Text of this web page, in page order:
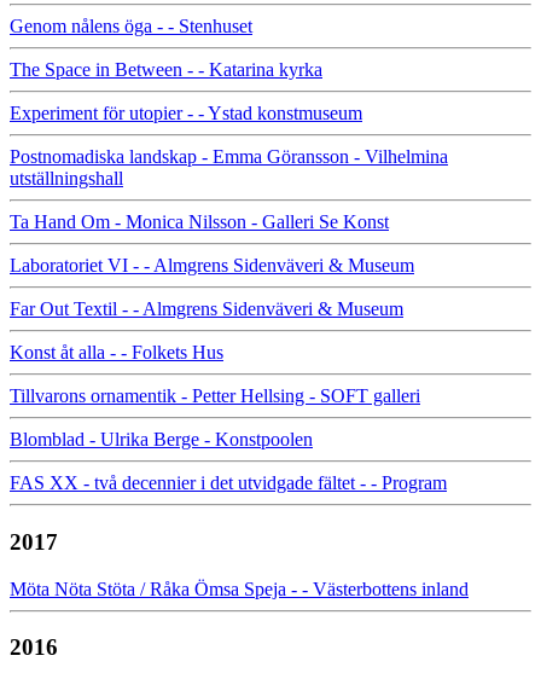
Genom nålens öga - - Stenhuset
The Space in Between - - Katarina kyrka
Experiment för utopier - - Ystad konstmuseum
Postnomadiska landskap - Emma Göransson - Vilhelmina
utställningshall
Ta Hand Om - Monica Nilsson - Galleri Se Konst
Laboratoriet VI - - Almgrens Sidenväveri & Museum
Far Out Textil - - Almgrens Sidenväveri & Museum
Konst åt alla - - Folkets Hus
Tillvarons ornamentik - Petter Hellsing - SOFT galleri
Blomblad - Ulrika Berge - Konstpoolen
FAS XX - två decennier i det utvidgade fältet - - Program
2017
Möta Nöta Stöta / Råka Ömsa Speja - - Västerbottens inland
2016